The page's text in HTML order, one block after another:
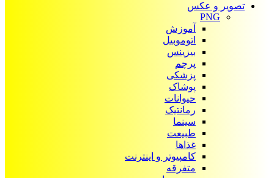
تصویر و عکس
PNG
آموزش
اتوموبیل
بیزینس
پرچم
پزشکی
پوشاک
حیوانات
رمانتیک
سینما
طبیعت
غذاها
کامپیوتر و اینترنت
متفرقه